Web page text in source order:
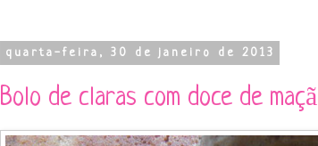
quarta-feira, 30 de janeiro de 2013
Bolo de claras com doce de maçã